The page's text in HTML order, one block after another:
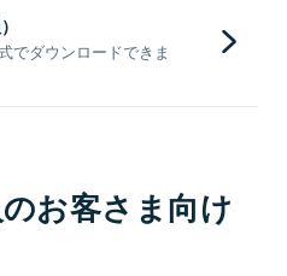
でダウンロードできま
お客さま向け